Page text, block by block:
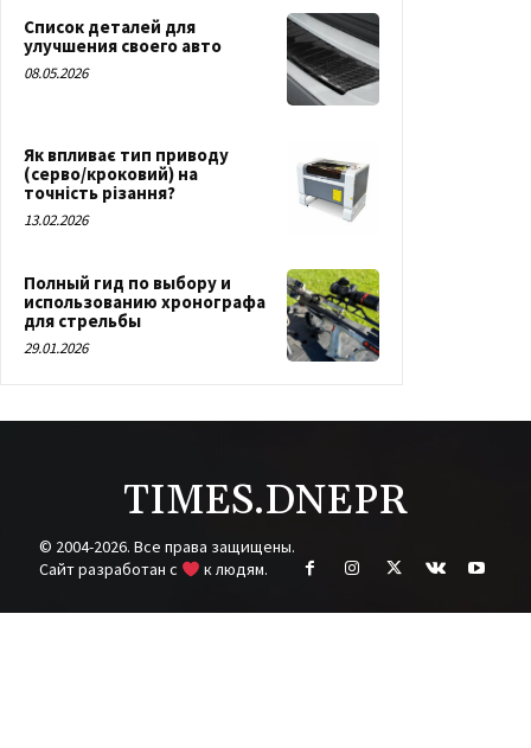
Список деталей для
улучшения своего авто
08.05.2026
Як впливає тип приводу
(серво/кроковий) на
точність різання?
13.02.2026
Полный гид по выбору и
использованию хронографа
для стрельбы
29.01.2026
TIMES.DNEPR
© 2004-2026. Все права защищены.
Cайт разработан с
к людям.